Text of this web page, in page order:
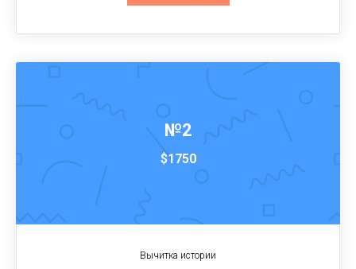
№2
$1750
Вычитка истории